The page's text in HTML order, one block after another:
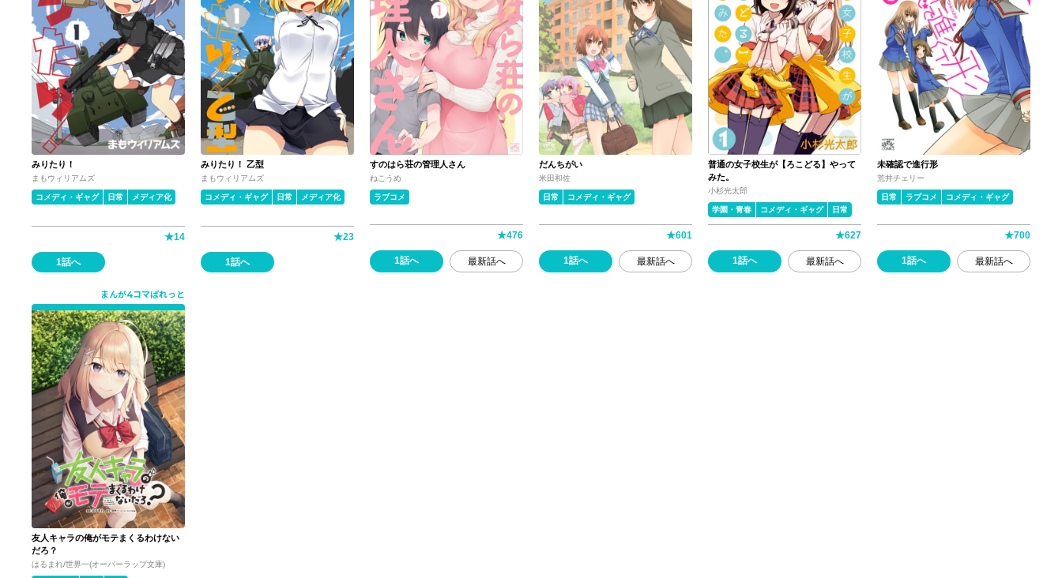
みりたり！
まもウィリアムズ
コメディ・ギャグ 日常 メディア化
★14
1話へ
みりたり！ 乙型
まもウィリアムズ
コメディ・ギャグ 日常 メディア化
★23
1話へ
すのはら荘の管理人さん
ねこうめ
ラブコメ
★476
1話へ 最新話へ
だんちがい
米田和佐
日常 コメディ・ギャグ
★601
1話へ 最新話へ
普通の女子校生が【ろこどる】やって
みた。
小杉光太郎
学園・青春 コメディ・ギャグ 日常
★627
1話へ 最新話へ
未確認で進行形
荒井チェリー
日常 ラブコメ コメディ・ギャグ
★700
1話へ 最新話へ
まんが4コマぱれっと
友人キャラの俺がモテまくるわけない
だろ？
はるまれ/世界一(オーバーラップ文庫)